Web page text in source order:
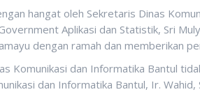
hangat oleh Sekretaris Dinas
Aplikasi dan Statistik, Sri
dengan ramah dan memberikan
Komunikasi dan Informatika Bantul
dan Informatika Bantul, Ir.